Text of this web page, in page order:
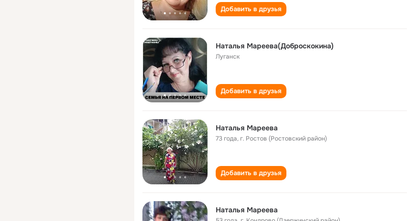
Добавить в друзья
Наталья Мареева(Доброскокина)
Луганск
Добавить в друзья
Наталья Мареева
73 года,г. Ростов (Ростовский район)
Добавить в друзья
Наталья Мареева